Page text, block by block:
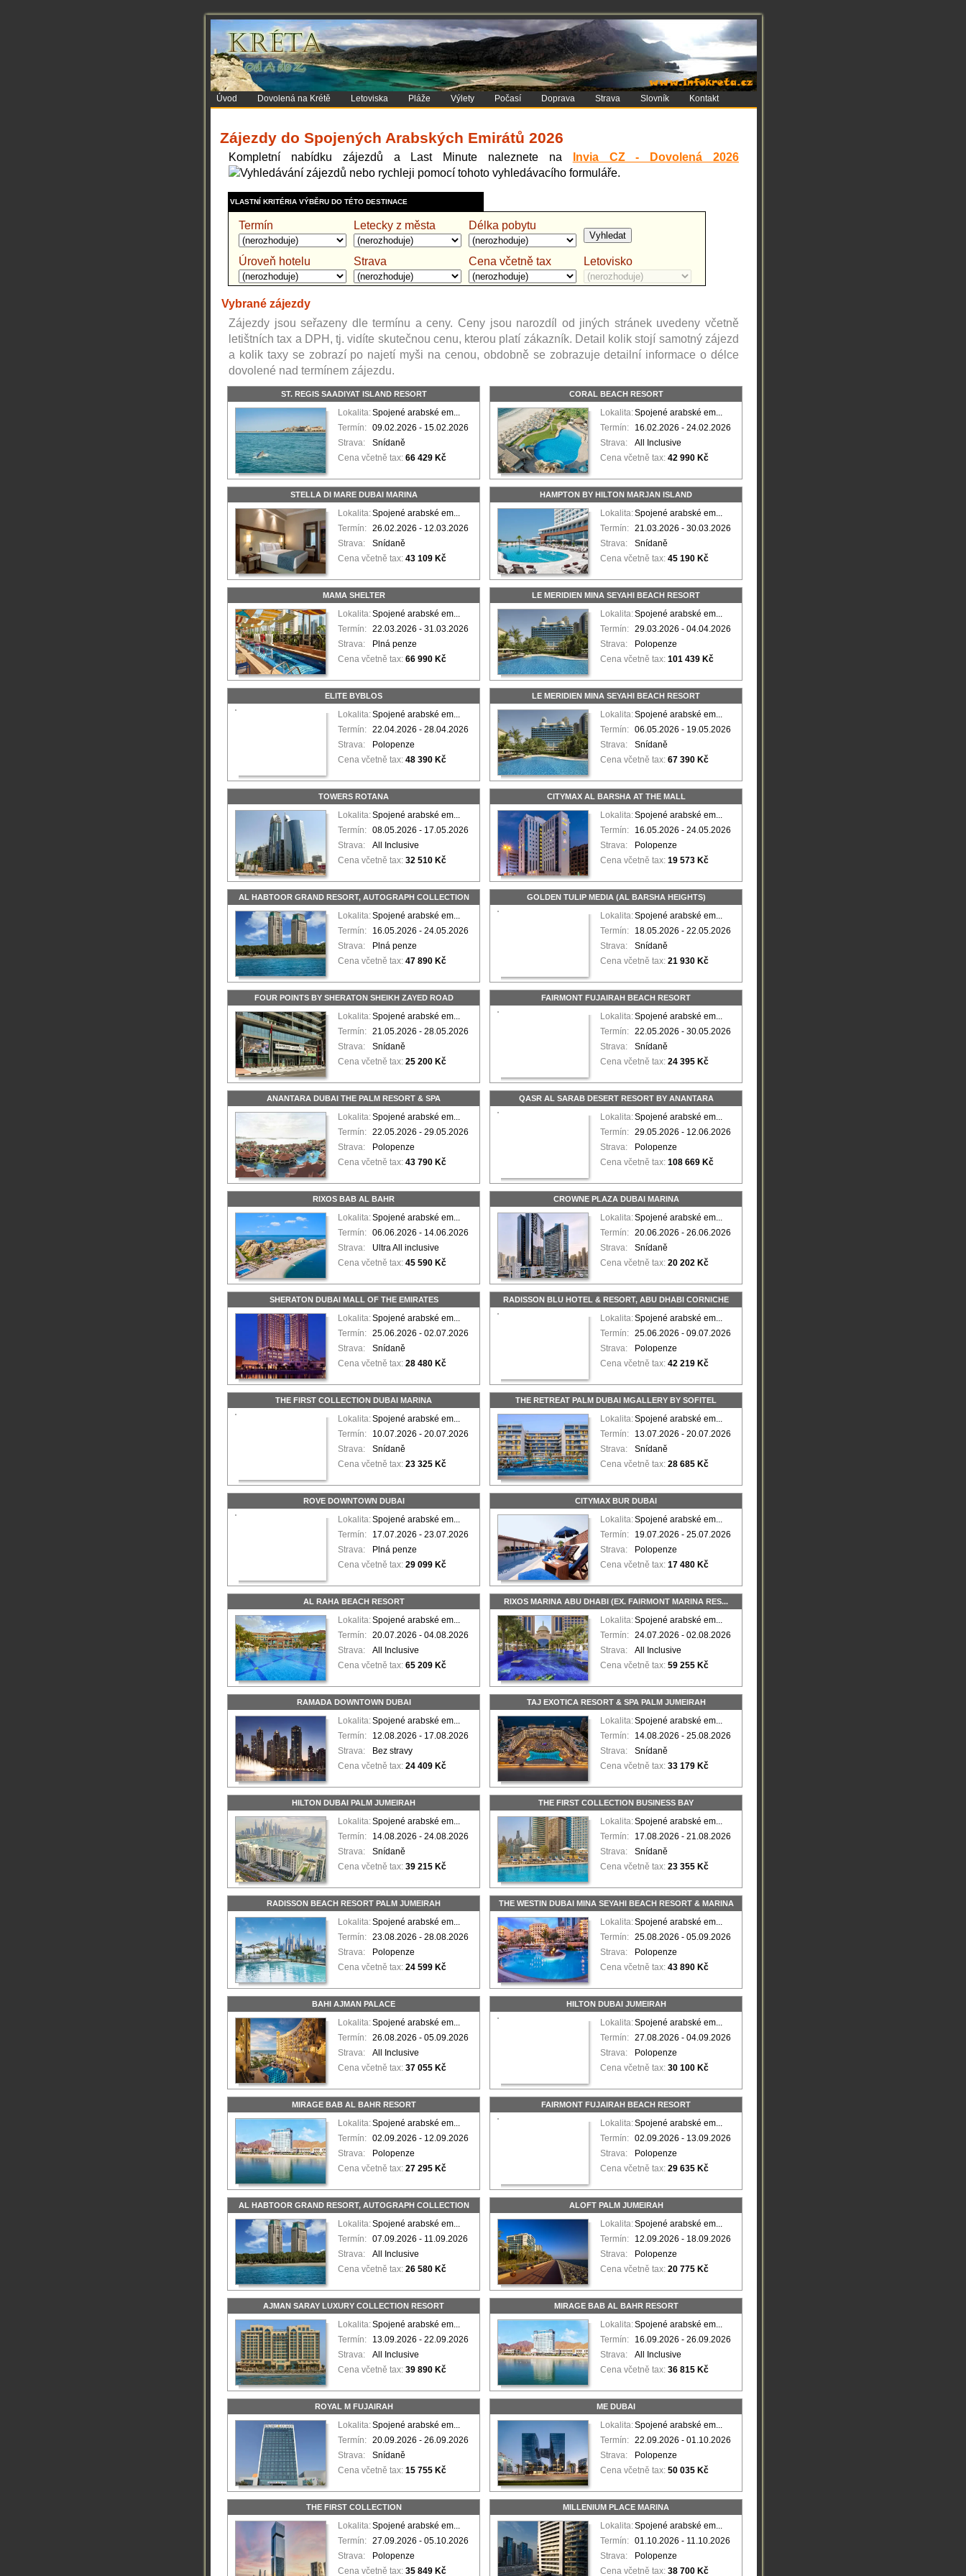
Úvod Dovolená na Krétě Letoviska Pláže Výlety Počasí Doprava Strava Slovník Kontakt
Zájezdy do Spojených Arabských Emirátů 2026
Kompletní nabídku zájezdů a Last Minute naleznete na
Invia CZ - Dovolená 2026
nebo rychleji pomocí tohoto vyhledávacího formuláře.
VLASTNÍ KRITÉRIA VÝBĚRU DO TÉTO DESTINACE
Termín Letecky z města Délka pobytu
Úroveň hotelu Strava Cena včetně tax Letovisko
Vybrané zájezdy
Zájezdy jsou seřazeny dle termínu a ceny. Ceny jsou narozdíl od jiných stránek uvedeny včetně
letištních tax a DPH, tj. vidíte skutečnou cenu, kterou platí zákazník. Detail kolik stojí samotný zájezd
a kolik taxy se zobrazí po najetí myši na cenou, obdobně se zobrazuje detailní informace o délce
dovolené nad termínem zájezdu.
ST. REGIS SAADIYAT ISLAND RESORT
Lokalita:Spojené arabské em...
Termín: 09.02.2026 - 15.02.2026
Strava:
Snídaně
Cena včetně tax: 66 429 Kč
CORAL BEACH RESORT
Lokalita:Spojené arabské em...
Termín:
16.02.2026 - 24.02.2026
Strava:
All Inclusive
Cena včetně tax: 42 990 Kč
STELLA DI MARE DUBAI MARINA
Lokalita:Spojené arabské em...
Termín: 26.02.2026 - 12.03.2026
Strava:
Snídaně
Cena včetně tax: 43 109 Kč
HAMPTON BY HILTON MARJAN ISLAND
Lokalita:Spojené arabské em...
Termín: 21.03.2026 - 30.03.2026
Strava:
Snídaně
Cena včetně tax: 45 190 Kč
MAMA SHELTER
Lokalita:Spojené arabské em...
Termín: 22.03.2026 - 31.03.2026
Strava:
Plná penze
Cena včetně tax: 66 990 Kč
LE MERIDIEN MINA SEYAHI BEACH RESORT
Lokalita:Spojené arabské em...
Termín: 29.03.2026 - 04.04.2026
Strava:
Polopenze
Cena včetně tax: 101 439 Kč
ELITE BYBLOS
Lokalita:Spojené arabské em...
Termín: 22.04.2026 - 28.04.2026
Strava:
Polopenze
Cena včetně tax: 48 390 Kč
LE MERIDIEN MINA SEYAHI BEACH RESORT
Lokalita:Spojené arabské em...
Termín: 06.05.2026 - 19.05.2026
Strava:
Snídaně
Cena včetně tax: 67 390 Kč
TOWERS ROTANA
Lokalita:Spojené arabské em...
Termín: 08.05.2026 - 17.05.2026
Strava:
All Inclusive
Cena včetně tax: 32 510 Kč
CITYMAX AL BARSHA AT THE MALL
Lokalita:Spojené arabské em...
Termín:
16.05.2026 - 24.05.2026
Strava:
Polopenze
Cena včetně tax: 19 573 Kč
AL HABTOOR GRAND RESORT, AUTOGRAPH COLLECTION
Lokalita:Spojené arabské em...
Termín:
16.05.2026 - 24.05.2026
Strava:
Plná penze
Cena včetně tax: 47 890 Kč
GOLDEN TULIP MEDIA (AL BARSHA HEIGHTS)
Lokalita:Spojené arabské em...
Termín:
18.05.2026 - 22.05.2026
Strava:
Snídaně
Cena včetně tax: 21 930 Kč
FOUR POINTS BY SHERATON SHEIKH ZAYED ROAD
Lokalita:Spojené arabské em...
Termín: 21.05.2026 - 28.05.2026
Strava:
Snídaně
Cena včetně tax: 25 200 Kč
FAIRMONT FUJAIRAH BEACH RESORT
Lokalita:Spojené arabské em...
Termín: 22.05.2026 - 30.05.2026
Strava:
Snídaně
Cena včetně tax: 24 395 Kč
ANANTARA DUBAI THE PALM RESORT & SPA
Lokalita:Spojené arabské em...
Termín: 22.05.2026 - 29.05.2026
Strava:
Polopenze
Cena včetně tax: 43 790 Kč
QASR AL SARAB DESERT RESORT BY ANANTARA
Lokalita:Spojené arabské em...
Termín: 29.05.2026 - 12.06.2026
Strava:
Polopenze
Cena včetně tax: 108 669 Kč
RIXOS BAB AL BAHR
Lokalita:Spojené arabské em...
Termín: 06.06.2026 - 14.06.2026
Strava:
Ultra All inclusive
Cena včetně tax: 45 590 Kč
CROWNE PLAZA DUBAI MARINA
Lokalita:Spojené arabské em...
Termín: 20.06.2026 - 26.06.2026
Strava:
Snídaně
Cena včetně tax: 20 202 Kč
SHERATON DUBAI MALL OF THE EMIRATES
Lokalita:Spojené arabské em...
Termín: 25.06.2026 - 02.07.2026
Strava:
Snídaně
Cena včetně tax: 28 480 Kč
RADISSON BLU HOTEL & RESORT, ABU DHABI CORNICHE
Lokalita:Spojené arabské em...
Termín: 25.06.2026 - 09.07.2026
Strava:
Polopenze
Cena včetně tax: 42 219 Kč
THE FIRST COLLECTION DUBAI MARINA
Lokalita:Spojené arabské em...
Termín:
10.07.2026 - 20.07.2026
Strava:
Snídaně
Cena včetně tax: 23 325 Kč
THE RETREAT PALM DUBAI MGALLERY BY SOFITEL
Lokalita:Spojené arabské em...
Termín:
13.07.2026 - 20.07.2026
Strava:
Snídaně
Cena včetně tax: 28 685 Kč
ROVE DOWNTOWN DUBAI
Lokalita:Spojené arabské em...
Termín:
17.07.2026 - 23.07.2026
Strava:
Plná penze
Cena včetně tax: 29 099 Kč
CITYMAX BUR DUBAI
Lokalita:Spojené arabské em...
Termín:
19.07.2026 - 25.07.2026
Strava:
Polopenze
Cena včetně tax: 17 480 Kč
AL RAHA BEACH RESORT
Lokalita:Spojené arabské em...
Termín: 20.07.2026 - 04.08.2026
Strava:
All Inclusive
Cena včetně tax: 65 209 Kč
RIXOS MARINA ABU DHABI (EX. FAIRMONT MARINA RES...
Lokalita:Spojené arabské em...
Termín: 24.07.2026 - 02.08.2026
Strava:
All Inclusive
Cena včetně tax: 59 255 Kč
RAMADA DOWNTOWN DUBAI
Lokalita:Spojené arabské em...
Termín:
12.08.2026 - 17.08.2026
Strava:
Bez stravy
Cena včetně tax: 24 409 Kč
TAJ EXOTICA RESORT & SPA PALM JUMEIRAH
Lokalita:Spojené arabské em...
Termín:
14.08.2026 - 25.08.2026
Strava:
Snídaně
Cena včetně tax: 33 179 Kč
HILTON DUBAI PALM JUMEIRAH
Lokalita:Spojené arabské em...
Termín:
14.08.2026 - 24.08.2026
Strava:
Snídaně
Cena včetně tax: 39 215 Kč
THE FIRST COLLECTION BUSINESS BAY
Lokalita:Spojené arabské em...
Termín:
17.08.2026 - 21.08.2026
Strava:
Snídaně
Cena včetně tax: 23 355 Kč
RADISSON BEACH RESORT PALM JUMEIRAH
Lokalita:Spojené arabské em...
Termín: 23.08.2026 - 28.08.2026
Strava:
Polopenze
Cena včetně tax: 24 599 Kč
THE WESTIN DUBAI MINA SEYAHI BEACH RESORT & MARINA
Lokalita:Spojené arabské em...
Termín: 25.08.2026 - 05.09.2026
Strava:
Polopenze
Cena včetně tax: 43 890 Kč
BAHI AJMAN PALACE
Lokalita:Spojené arabské em...
Termín: 26.08.2026 - 05.09.2026
Strava:
All Inclusive
Cena včetně tax: 37 055 Kč
HILTON DUBAI JUMEIRAH
Lokalita:Spojené arabské em...
Termín: 27.08.2026 - 04.09.2026
Strava:
Polopenze
Cena včetně tax: 30 100 Kč
MIRAGE BAB AL BAHR RESORT
Lokalita:Spojené arabské em...
Termín: 02.09.2026 - 12.09.2026
Strava:
Polopenze
Cena včetně tax: 27 295 Kč
FAIRMONT FUJAIRAH BEACH RESORT
Lokalita:Spojené arabské em...
Termín: 02.09.2026 - 13.09.2026
Strava:
Polopenze
Cena včetně tax: 29 635 Kč
AL HABTOOR GRAND RESORT, AUTOGRAPH COLLECTION
Lokalita:Spojené arabské em...
Termín: 07.09.2026 - 11.09.2026
Strava:
All Inclusive
Cena včetně tax: 26 580 Kč
ALOFT PALM JUMEIRAH
Lokalita:Spojené arabské em...
Termín:
12.09.2026 - 18.09.2026
Strava:
Polopenze
Cena včetně tax: 20 775 Kč
AJMAN SARAY LUXURY COLLECTION RESORT
Lokalita:Spojené arabské em...
Termín:
13.09.2026 - 22.09.2026
Strava:
All Inclusive
Cena včetně tax: 39 890 Kč
MIRAGE BAB AL BAHR RESORT
Lokalita:Spojené arabské em...
Termín:
16.09.2026 - 26.09.2026
Strava:
All Inclusive
Cena včetně tax: 36 815 Kč
ROYAL M FUJAIRAH
Lokalita:Spojené arabské em...
Termín: 20.09.2026 - 26.09.2026
Strava:
Snídaně
Cena včetně tax: 15 755 Kč
ME DUBAI
Lokalita:Spojené arabské em...
Termín: 22.09.2026 - 01.10.2026
Strava:
Polopenze
Cena včetně tax: 50 035 Kč
THE FIRST COLLECTION
Lokalita:Spojené arabské em...
Termín: 27.09.2026 - 05.10.2026
Strava:
Polopenze
Cena včetně tax: 35 849 Kč
MILLENIUM PLACE MARINA
Lokalita:Spojené arabské em...
Termín: 01.10.2026 - 11.10.2026
Strava:
Polopenze
Cena včetně tax: 38 700 Kč